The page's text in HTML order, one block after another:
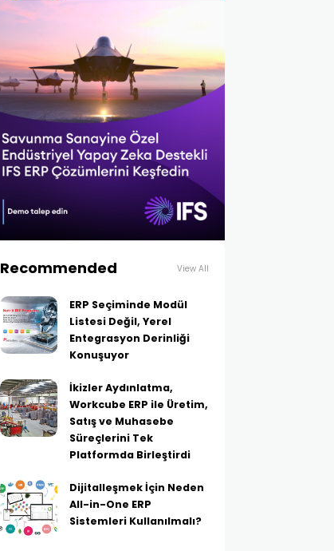
Recommended View All
ERP Seçiminde Modül
Listesi Değil, Yerel
Entegrasyon Derinliği
Konuşuyor
İkizler Aydınlatma,
Workcube ERP ile Üretim,
Satış ve Muhasebe
Süreçlerini Tek
Platformda Birleştirdi
Dijitalleşmek İçin Neden
All-in-One ERP
Sistemleri Kullanılmalı?